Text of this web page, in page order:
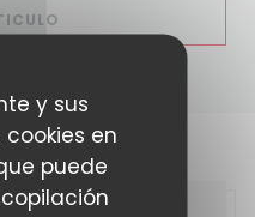
y sus
en
puede